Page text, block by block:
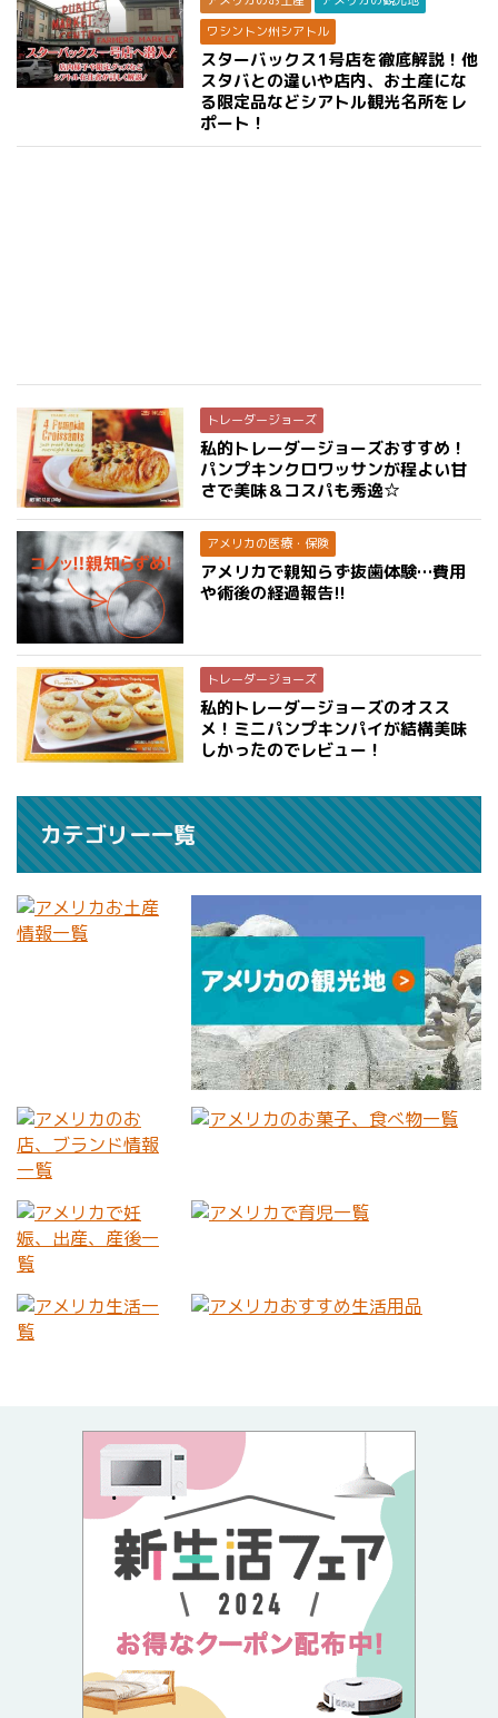
ワシントン州シアトル
スターバックス1号店を徹底解説！他
スタバとの違いや店内、お土産にな
る限定品などシアトル観光名所をレ
ポート！
トレーダージョーズ
私的トレーダージョーズおすすめ！
パンプキンクロワッサンが程よい甘
さで美味＆コスパも秀逸☆
アメリカの医療・保険
アメリカで親知らず抜歯体験…費用
や術後の経過報告!!
トレーダージョーズ
私的トレーダージョーズのオスス
メ！ミニパンプキンパイが結構美味
しかったのでレビュー！
カテゴリー一覧